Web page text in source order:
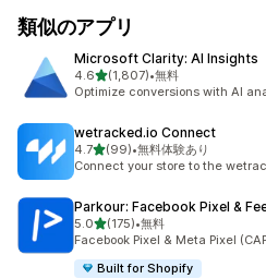
類似のアプリ
Microsoft Clarity: AI Insights
4.65つ星中
(1,807)
合計レビュー数：1807件
•無料
Optimize conversions with AI
wetracked.io Connect
4.75つ星中
(99)
合計レビュー数：99件
•無料体験あり
Connect your store to the
Parkour: Facebook Pixel &
5.05つ星中
(175)
合計レビュー数：175件
•無料
Facebook Pixel & Meta Pixel
Built for Shopify